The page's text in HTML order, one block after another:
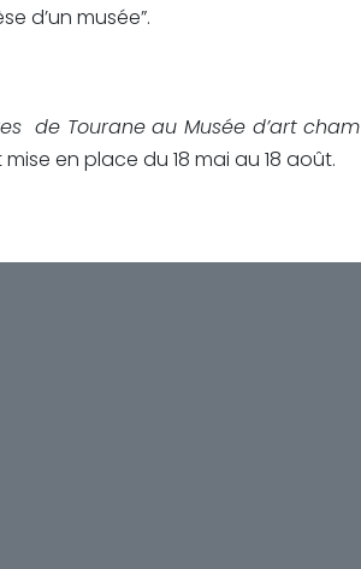
d’un musée”.
de Tourane au Musée d’art cham
en place du 18 mai au 18 août.